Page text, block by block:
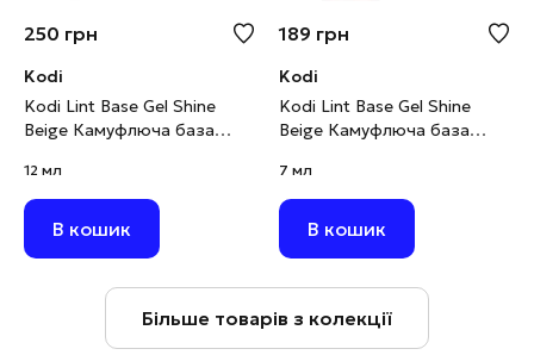
250 грн
Kodi
Kodi Lint Base Gel Shine
Beige Камуфлюча база
шимером, 12 мл
12 мл
В кошик
189 грн
Kodi
Kodi Lint Base Gel Shine
Beige Камуфлюча база
шимером, 7 мл
7 мл
В кошик
Більше товарів з колекції